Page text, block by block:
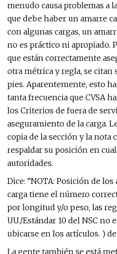
menudo causa problemas a
que debe haber un amarre
con algunas cargas, un
no es práctico ni apropiado.
que están correctamente
otra métrica y regla, se citan
pies. Aparentemente, esto
tanta frecuencia que CVSA
los Criterios de fuera de
aseguramiento de la carga.
copia de la sección y la nota
respaldar su posición en
autoridades.
Dice: “NOTA: Posición de
carga tiene el número
por longitud y/o peso, las
UU./Estándar 10 del NSC
ubicarse en los artículos. ) de
La gente también se está